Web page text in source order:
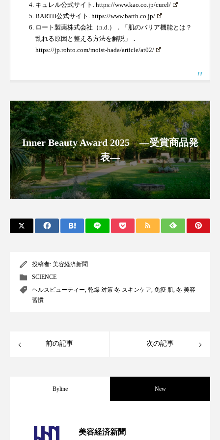
キュレル公式サイト. https://www.kao.co.jp/curel/
BARTH公式サイト. https://www.barth.co.jp/
ロート製薬株式会社（n.d.）．「肌のバリア機能とは？
乱れる原因と整える方法を解説」．
https://jp.rohto.com/moist-hada/article/at02/
Inner Beauty Award 2025 ―受賞商品発
表―
投稿者: 美容経済新聞
SCIENCE
ヘルスビューティー 乾燥 対策 冬 スキンケア 免疫 肌 冬 美容
習慣
前の記事 次の記事
Byline New
美容経済新聞